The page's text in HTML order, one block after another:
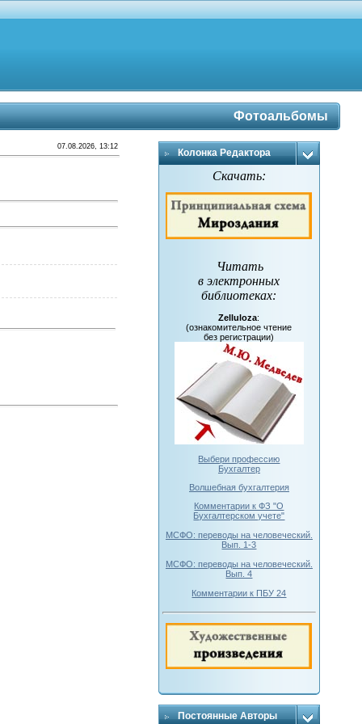
Фотоальбомы
07.08.2026, 13:12
Колонка Редактора
Скачать:
Читать
в электронных
библиотеках:
Zelluloza:
(ознакомительное чтение
без регистрации)
Выбери профессию
Бухгалтер
Волшебная бухгалтерия
Комментарии к ФЗ "О
Бухгалтерском учете"
МСФО: переводы на человеческий.
Вып. 1-3
МСФО: переводы на человеческий.
Вып. 4
Комментарии к ПБУ 24
Постоянные Авторы